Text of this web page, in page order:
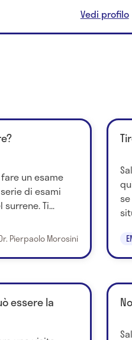
Vedi profilo
un esame
di esami
Ti...
Pierpaolo Morosini
essere la